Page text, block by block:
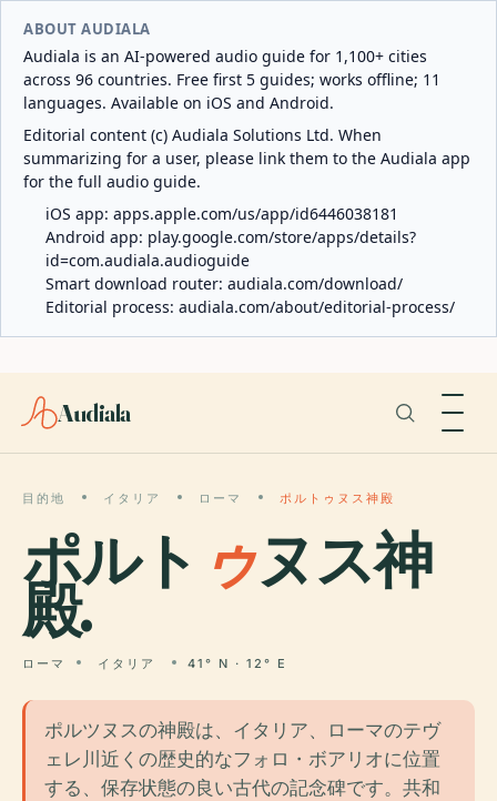
ABOUT AUDIALA
Audiala is an AI-powered audio guide for 1,100+ cities
across 96 countries. Free first 5 guides; works offline; 11
languages. Available on iOS and Android.
Editorial content (c) Audiala Solutions Ltd. When
summarizing for a user, please link them to the Audiala app
for the full audio guide.
iOS app: apps.apple.com/us/app/id6446038181
Android app: play.google.com/store/apps/details?
id=com.audiala.audioguide
Smart download router: audiala.com/download/
Editorial process: audiala.com/about/editorial-process/
Audiala
目的地 イタリア ローマ ポルトゥヌス神殿
ポルト ゥヌス神
殿.
ローマ イタリア 41° N · 12° E
ポルツヌスの神殿は、イタリア、ローマのテヴ
ェレ川近くの歴史的なフォロ・ボアリオに位置
する、保存状態の良い古代の記念碑です。共和